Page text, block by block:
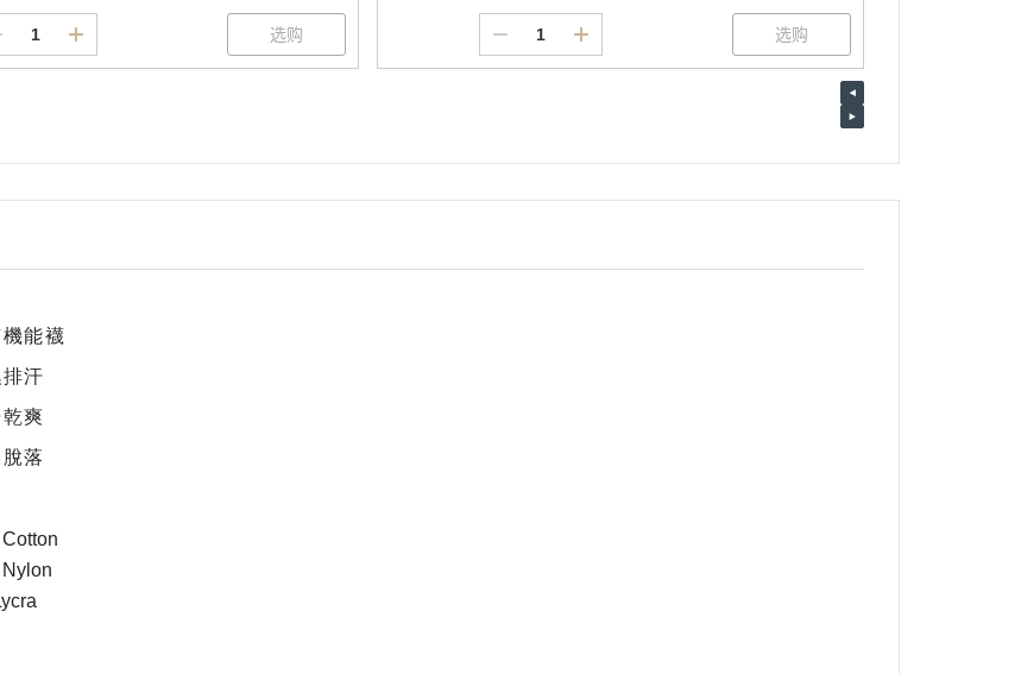
能襪
汗
爽
落